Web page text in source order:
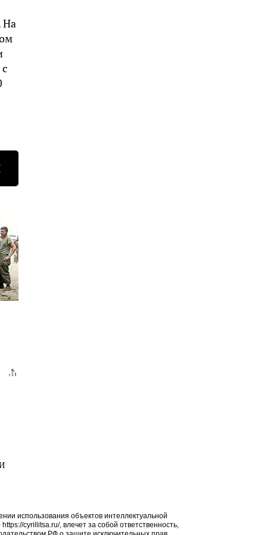
На
использования объектов интеллектуальной
cyrillitsa.ru/, влечет за собой ответственность,